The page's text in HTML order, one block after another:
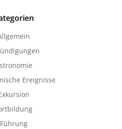
Ereignisse
Führung